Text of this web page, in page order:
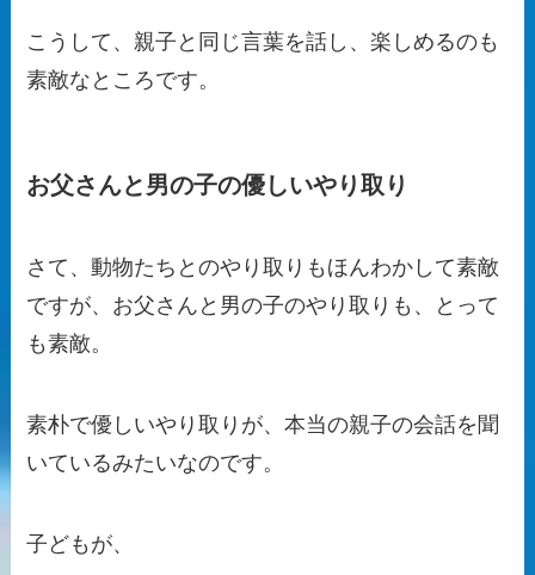
こうして、親子と同じ言葉を話し、楽しめるのも
素敵なところです。
お父さんと男の子の優しいやり取り
さて、動物たちとのやり取りもほんわかして素敵
ですが、お父さんと男の子のやり取りも、とって
も素敵。
素朴で優しいやり取りが、本当の親子の会話を聞
いているみたいなのです。
子どもが、